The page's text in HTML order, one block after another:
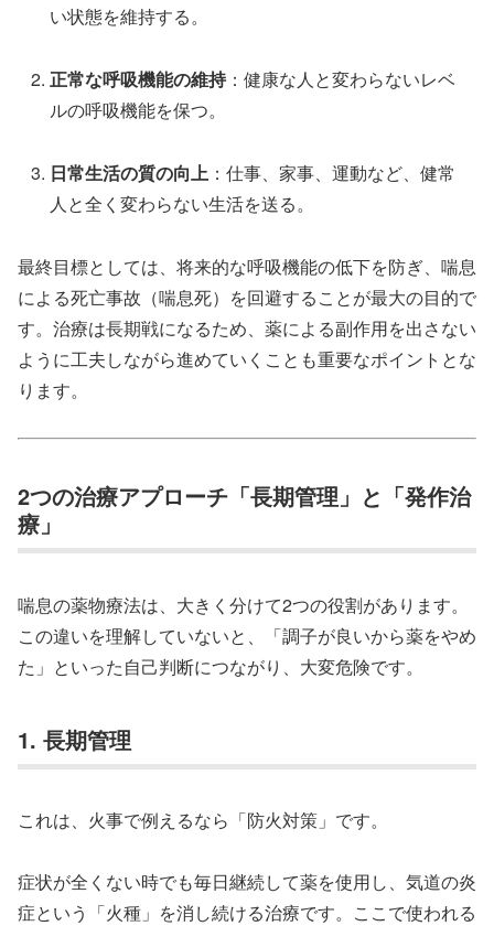
い状態を維持する。
正常な呼吸機能の維持：健康な人と変わらないレベ
ルの呼吸機能を保つ。
日常生活の質の向上 ：仕事、家事、運動など、健常
人と全く変わらない生活を送る。
最終目標としては、将来的な呼吸機能の低下を防ぎ、喘息
による死亡事故（喘息死）を回避することが最大の目的で
す。治療は長期戦になるため、薬による副作用を出さない
ように工夫しながら進めていくことも重要なポイントとな
ります。
2つの治療アプローチ「長期管理」と「発作治
療」
喘息の薬物療法は、大きく分けて2つの役割があります。
この違いを理解していないと、「調子が良いから薬をやめ
た」といった自己判断につながり、大変危険です。
1. 長期管理
これは、火事で例えるなら「防火対策」です。
症状が全くない時でも毎日継続して薬を使用し、気道の炎
症という「火種」を消し続ける治療です。ここで使われる